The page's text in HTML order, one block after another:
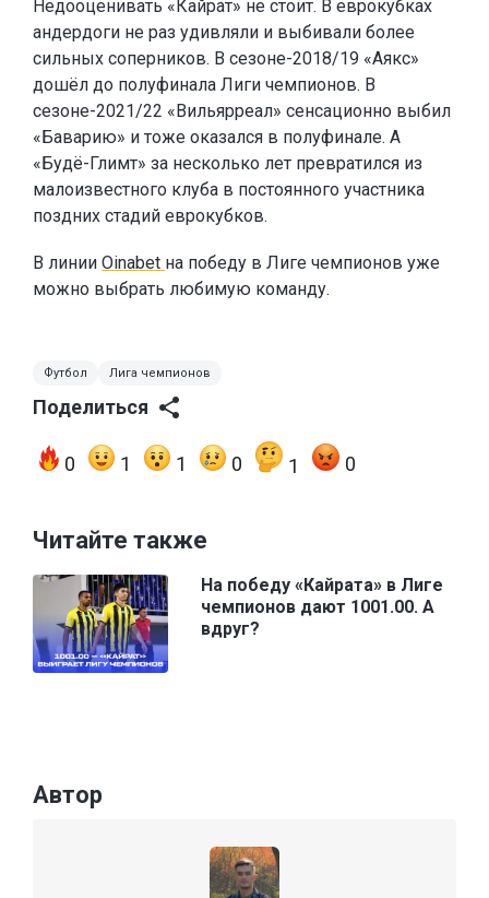
Недооценивать «Кайрат» не стоит. В еврокубках
андердоги не раз удивляли и выбивали более
сильных соперников. В сезоне-2018/19 «Аякс»
дошёл до полуфинала Лиги чемпионов. В
сезоне-2021/22 «Вильярреал» сенсационно выбил
«Баварию» и тоже оказался в полуфинале. А
«Будё-Глимт» за несколько лет превратился из
малоизвестного клуба в постоянного участника
поздних стадий еврокубков.
В линии Oinabet на победу в Лиге чемпионов уже
можно выбрать любимую команду.
Футбол Лига чемпионов
Поделиться
0 1 1 0 1 0
Читайте также
На победу «Кайрата» в Лиге
чемпионов дают 1001.00. А
вдруг?
Автор